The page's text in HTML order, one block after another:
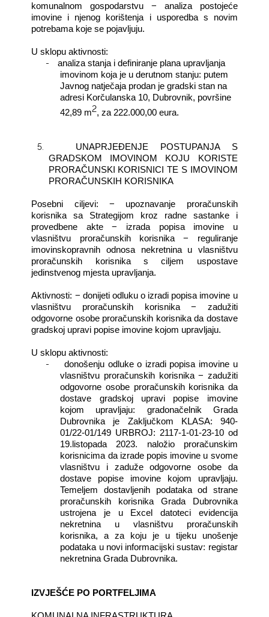
komunalnom gospodarstvu − analiza postojeće
imovine i njenog korištenja i usporedba s novim
potrebama koje se pojavljuju.
U sklopu aktivnosti:
-
analiza stanja i definiranje plana upravljanja
imovinom koja je u derutnom stanju: putem
Javnog natječaja prodan je gradski stan na
adresi Korčulanska 10, Dubrovnik, površine
42,89 m2, za 222.000,00 eura.
5.
UNAPRJEĐENJE POSTUPANJA S
GRADSKOM IMOVINOM KOJU KORISTE
PRORAČUNSKI KORISNICI TE S IMOVINOM
PRORAČUNSKIH KORISNIKA
Posebni ciljevi: − upoznavanje proračunskih
korisnika sa Strategijom kroz radne sastanke i
provedbene akte − izrada popisa imovine u
vlasništvu proračunskih korisnika − reguliranje
imovinskopravnih odnosa nekretnina u vlasništvu
proračunskih korisnika s ciljem uspostave
jedinstvenog mjesta upravljanja.
Aktivnosti: − donijeti odluku o izradi popisa imovine u
vlasništvu proračunskih korisnika − zadužiti
odgovorne osobe proračunskih korisnika da dostave
gradskoj upravi popise imovine kojom upravljaju.
U sklopu aktivnosti:
-
donošenju odluke o izradi popisa imovine u
vlasništvu proračunskih korisnika − zadužiti
odgovorne osobe proračunskih korisnika da
dostave gradskoj upravi popise imovine
kojom upravljaju: gradonačelnik Grada
Dubrovnika je Zaključkom KLASA: 940-
01/22-01/149 URBROJ: 2117-1-01-23-10 od
19.listopada 2023. naložio proračunskim
korisnicima da izrade popis imovine u svome
vlasništvu i zaduže odgovorne osobe da
dostave popise imovine kojom upravljaju.
Temeljem dostavljenih podataka od strane
proračunskih korisnika Grada Dubrovnika
ustrojena je u Excel datoteci evidencija
nekretnina u vlasništvu proračunskih
korisnika, a za koju je u tijeku unošenje
podataka u novi informacijski sustav: registar
nekretnina Grada Dubrovnika.
IZVJEŠĆE PO PORTFELJIMA